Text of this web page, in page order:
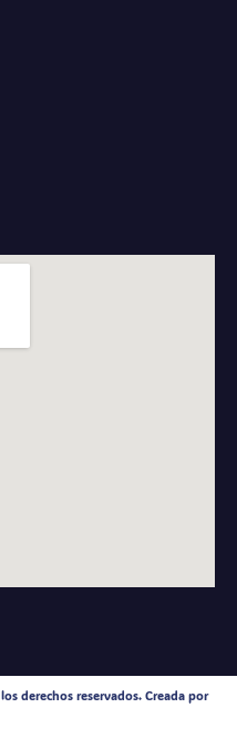
derechos reservados. Creada por